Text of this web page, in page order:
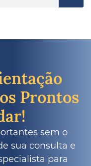
Prontos
sem o
sua consulta e
para